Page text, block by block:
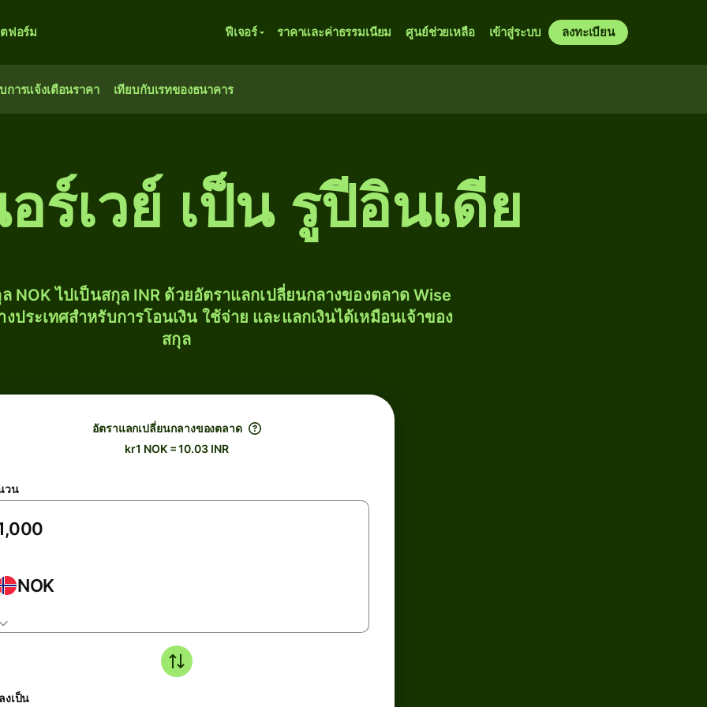
ฟอร์ม ฟีเจอร์ ราคาและค่าธรรมเนียม ศูนย์ช่วยเหลือ เข้าสู่ระบบ ลงทะเบียน
การแจ้งเตือนราคา เทียบกับเรทของธนาคาร
ร์เวย์ เป็น รูปีอินเดีย
NOK ไปเป็นสกุล INR ด้วยอัตราแลกเปลี่ยนกลางของตลาด Wise
ประเทศสำหรับการโอนเงิน ใช้จ่าย และแลกเงินได้เหมือนเจ้าของ
สกุล
อัตราแลกเปลี่ยนกลางของตลาด
kr1 NOK = 10.03 INR
วน
NOK
งเป็น